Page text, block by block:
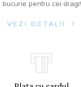
bucurie pentru cei dragi!
VEZI DETALII